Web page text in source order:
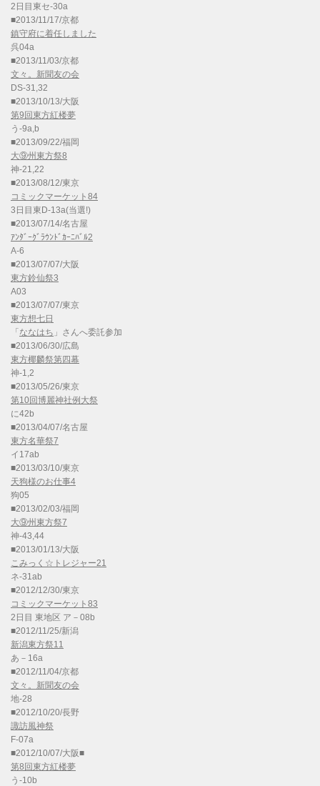
2日目東セ-30a
■2013/11/17/京都
鎮守府に着任しました
呉04a
■2013/11/03/京都
文々。新聞友の会
DS-31,32
■2013/10/13/大阪
第9回東方紅楼夢
う-9a,b
■2013/09/22/福岡
大⑨州東方祭8
神-21,22
■2013/08/12/東京
コミックマーケット84
3日目東D-13a(当選!)
■2013/07/14/名古屋
ｱﾝﾀﾞｰｸﾞﾗｳﾝﾄﾞｶｰﾆﾊﾞﾙ2
A-6
■2013/07/07/大阪
東方鈴仙祭3
A03
■2013/07/07/東京
東方想七日
「 ななはち 」さんへ委託参加
■2013/06/30/広島
東方椰麟祭第四幕
神-1,2
■2013/05/26/東京
第10回博麗神社例大祭
に42b
■2013/04/07/名古屋
東方名華祭7
イ17ab
■2013/03/10/東京
天狗様のお仕事4
狗05
■2013/02/03/福岡
大⑨州東方祭7
神-43,44
■2013/01/13/大阪
こみっく☆トレジャー21
ネ-31ab
■2012/12/30/東京
コミックマーケット83
2日目 東地区 ア－08b
■2012/11/25/新潟
新潟東方祭11
あ－16a
■2012/11/04/京都
文々。新聞友の会
地-28
■2012/10/20/長野
諏訪風神祭
F-07a
■2012/10/07/大阪■
第8回東方紅楼夢
う-10b